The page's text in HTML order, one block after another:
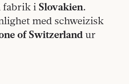
fabrik i Slovakien.
med schweizisk
of Switzerland ur